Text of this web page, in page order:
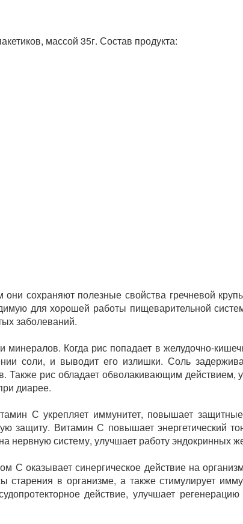
массой 35г. Состав продукта:
сохраняют полезные свойства гречневой
для хорошей работы пищеварительной
заболеваний.
Когда рис попадает в желудочно-
соли, и выводит его излишки. Соль
рис обладает обволакивающим действием,
диарее.
С укрепляет иммунитет, повышает
Витамин С повышает энергетический
нервную систему, улучшает работу эндокринных
оказывает синергическое действие на
старения в организме, а также стимулирует
действие, улучшает